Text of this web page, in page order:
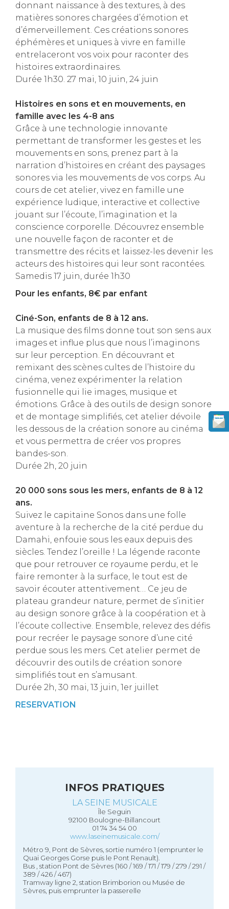
donnant naissance à des textures, à des
matières sonores chargées d’émotion et
d’émerveillement. Ces créations sonores
éphémères et uniques à vivre en famille
entrelaceront vos voix pour raconter des
histoires extraordinaires.
Durée 1h30. 27 mai, 10 juin, 24 juin
Histoires en sons et en mouvements, en
famille avec les 4-8 ans
Grâce à une technologie innovante
permettant de transformer les gestes et les
mouvements en sons, prenez part à la
narration d’histoires en créant des paysages
sonores via les mouvements de vos corps. Au
cours de cet atelier, vivez en famille une
expérience ludique, interactive et collective
jouant sur l’écoute, l’imagination et la
conscience corporelle. Découvrez ensemble
une nouvelle façon de raconter et de
transmettre des récits et laissez-les devenir les
acteurs des histoires qui leur sont racontées.
Samedis 17 juin, durée 1h30
Pour les enfants, 8€ par enfant
Ciné-Son, enfants de 8 à 12 ans.
La musique des films donne tout son sens aux
images et influe plus que nous l’imaginons
sur leur perception. En découvrant et
remixant des scènes cultes de l’histoire du
cinéma, venez expérimenter la relation
fusionnelle qui lie images, musique et
émotions. Grâce à des outils de design sonore
et de montage simplifiés, cet atelier dévoile
les dessous de la création sonore au cinéma
et vous permettra de créer vos propres
bandes-son.
Durée 2h, 20 juin
20 000 sons sous les mers, enfants de 8 à 12
ans.
Suivez le capitaine Sonos dans une folle
aventure à la recherche de la cité perdue du
Damahi, enfouie sous les eaux depuis des
siècles. Tendez l’oreille ! La légende raconte
que pour retrouver ce royaume perdu, et le
faire remonter à la surface, le tout est de
savoir écouter attentivement… Ce jeu de
plateau grandeur nature, permet de s’initier
au design sonore grâce à la coopération et à
l’écoute collective. Ensemble, relevez des défis
pour recréer le paysage sonore d’une cité
perdue sous les mers. Cet atelier permet de
découvrir des outils de création sonore
simplifiés tout en s’amusant.
Durée 2h, 30 mai, 13 juin, 1er juillet
RESERVATION
INFOS PRATIQUES
LA SEINE MUSICALE
Île Seguin
92100 Boulogne-Billancourt
01 74 34 54 00
www.laseinemusicale.com/
Métro 9, Pont de Sèvres, sortie numéro 1 (emprunter le
Quai Georges Gorse puis le Pont Renault).
Bus , station Pont de Sèvres (160 / 169 / 171 / 179 / 279 / 291 /
389 / 426 / 467)
Tramway ligne 2, station Brimborion ou Musée de
Sèvres, puis emprunter la passerelle